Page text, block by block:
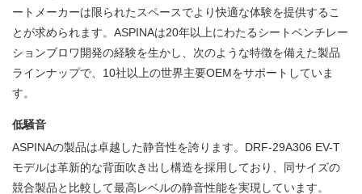
ートメーカーは限られたスペースでより快適な体験を提供するこ
とが求められます。ASPINAは20年以上にわたるシートベンチレー
ションブロワ開発の経験を生かし、次のような特徴を備えた製品
ラインナップで、10社以上の世界主要OEMをサポートしていま
す。
低騒音
ASPINAの製品は卓越した静音性を誇ります。DRF-29A306 EV-T
モデルは革新的な背面吹き出し構造を採用しており、同サイズの
競合製品と比較して最高レベルの静音性能を実現しています。